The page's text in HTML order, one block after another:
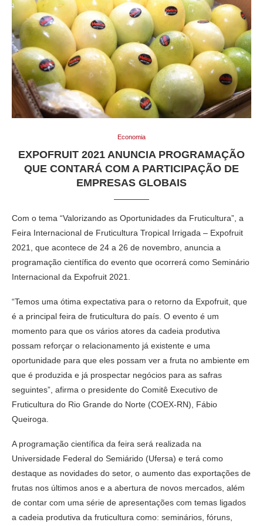
Economia
EXPOFRUIT 2021 ANUNCIA PROGRAMAÇÃO
QUE CONTARÁ COM A PARTICIPAÇÃO DE
EMPRESAS GLOBAIS
Com o tema “Valorizando as Oportunidades da Fruticultura”, a
Feira Internacional de Fruticultura Tropical Irrigada – Expofruit
2021, que acontece de 24 a 26 de novembro, anuncia a
programação científica do evento que ocorrerá como Seminário
Internacional da Expofruit 2021.
“Temos uma ótima expectativa para o retorno da Expofruit, que
é a principal feira de fruticultura do país. O evento é um
momento para que os vários atores da cadeia produtiva
possam reforçar o relacionamento já existente e uma
oportunidade para que eles possam ver a fruta no ambiente em
que é produzida e já prospectar negócios para as safras
seguintes”, afirma o presidente do Comitê Executivo de
Fruticultura do Rio Grande do Norte (COEX-RN), Fábio
Queiroga.
A programação científica da feira será realizada na
Universidade Federal do Semiárido (Ufersa) e terá como
destaque as novidades do setor, o aumento das exportações de
frutas nos últimos anos e a abertura de novos mercados, além
de contar com uma série de apresentações com temas ligados
a cadeia produtiva da fruticultura como: seminários, fóruns,